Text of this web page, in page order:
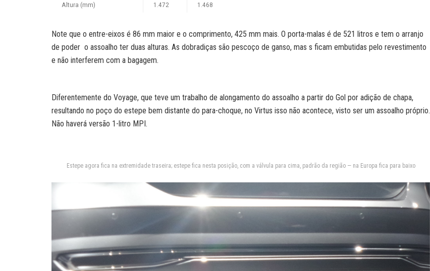
Altura (mm) 1.472 1.468
Note que o entre-eixos é 86 mm maior e o comprimento, 425 mm mais. O porta-malas é de 521 litros e tem o arranjo
de poder o assoalho ter duas alturas. As dobradiças são pescoço de ganso, mas s ficam embutidas pelo revestimento
e não interferem com a bagagem.
Diferentemente do Voyage, que teve um trabalho de alongamento do assoalho a partir do Gol por adição de chapa,
resultando no poço do estepe bem distante do para-choque, no Virtus isso não acontece, visto ser um assoalho próprio.
Não haverá versão 1-litro MPI.
Estepe agora fica na extremidade traseira; estepe fica nesta posição, com a válvula para cima, padrão da região — na Europa fica para baixo